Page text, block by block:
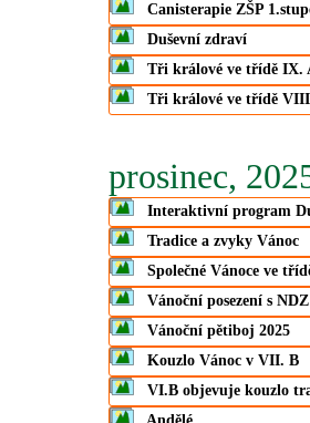
Canisterapie ZŠP
Duševní zdraví
Tři králové ve třídě IX.
Tři králové ve třídě
prosinec,
Interaktivní program
Tradice a zvyky Vánoc
Společné Vánoce ve
Vánoční posezení s
Vánoční pětiboj 2025
Kouzlo Vánoc v VII. B
VI.B objevuje kouzlo